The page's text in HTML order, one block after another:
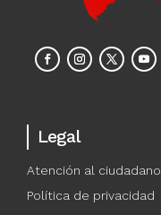
Legal
Atención al ciudadano
Política de privacidad